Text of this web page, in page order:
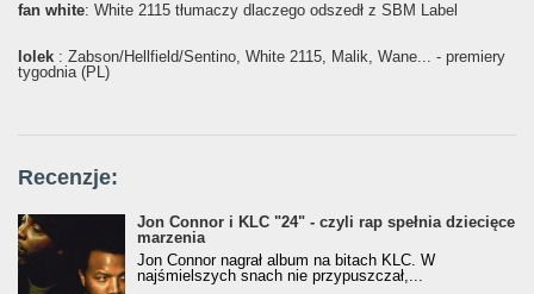
fan white: White 2115 tłumaczy dlaczego odszedł z SBM Label
lolek : Żabson/Hellfield/Sentino, White 2115, Malik, Wane... - premiery
tygodnia (PL)
Recenzje:
Jon Connor i KLC "24" - czyli rap spełnia dziecięce
marzenia
Jon Connor nagrał album na bitach KLC. W
najśmielszych snach nie przypuszczał,...